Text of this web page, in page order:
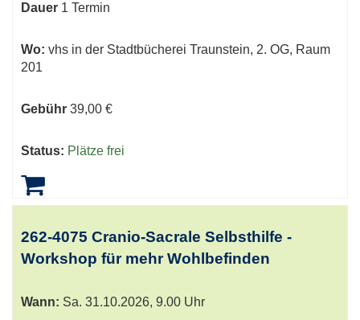
Dauer 1 Termin
Wo: vhs in der Stadtbücherei Traunstein, 2. OG, Raum
201
Gebühr 39,00 €
Status: Plätze frei
262-4075 Cranio-Sacrale Selbsthilfe -
Workshop für mehr Wohlbefinden
Wann: Sa. 31.10.2026, 9.00 Uhr